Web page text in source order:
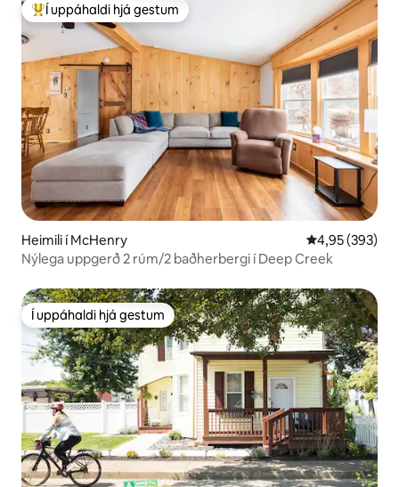
Í mestu uppáhaldi hjá gestum
Í uppáhaldi hjá gestum
Heimili í McHenry 4,95 af 5 í
4,95 (393)
Nýlega uppgerð 2 rúm/2 baðherbergi í Deep Creek
Í uppáhaldi hjá gestum
Í uppáhaldi hjá gestum